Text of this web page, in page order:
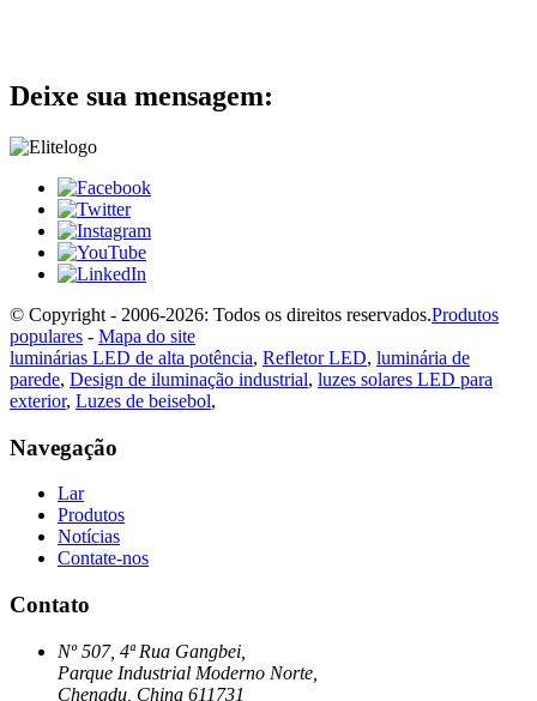
Deixe sua mensagem:
© Copyright - 2006-2026: Todos os direitos reservados.Produtos
populares - Mapa do site
luminárias LED de alta potência, Refletor LED, luminária de
parede, Design de iluminação industrial, luzes solares LED para
exterior, Luzes de beisebol,
Navegação
Lar
Produtos
Notícias
Contate-nos
Contato
Nº 507, 4ª Rua Gangbei,
Parque Industrial Moderno Norte,
Chengdu, China 611731